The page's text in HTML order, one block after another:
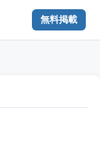
無料掲載